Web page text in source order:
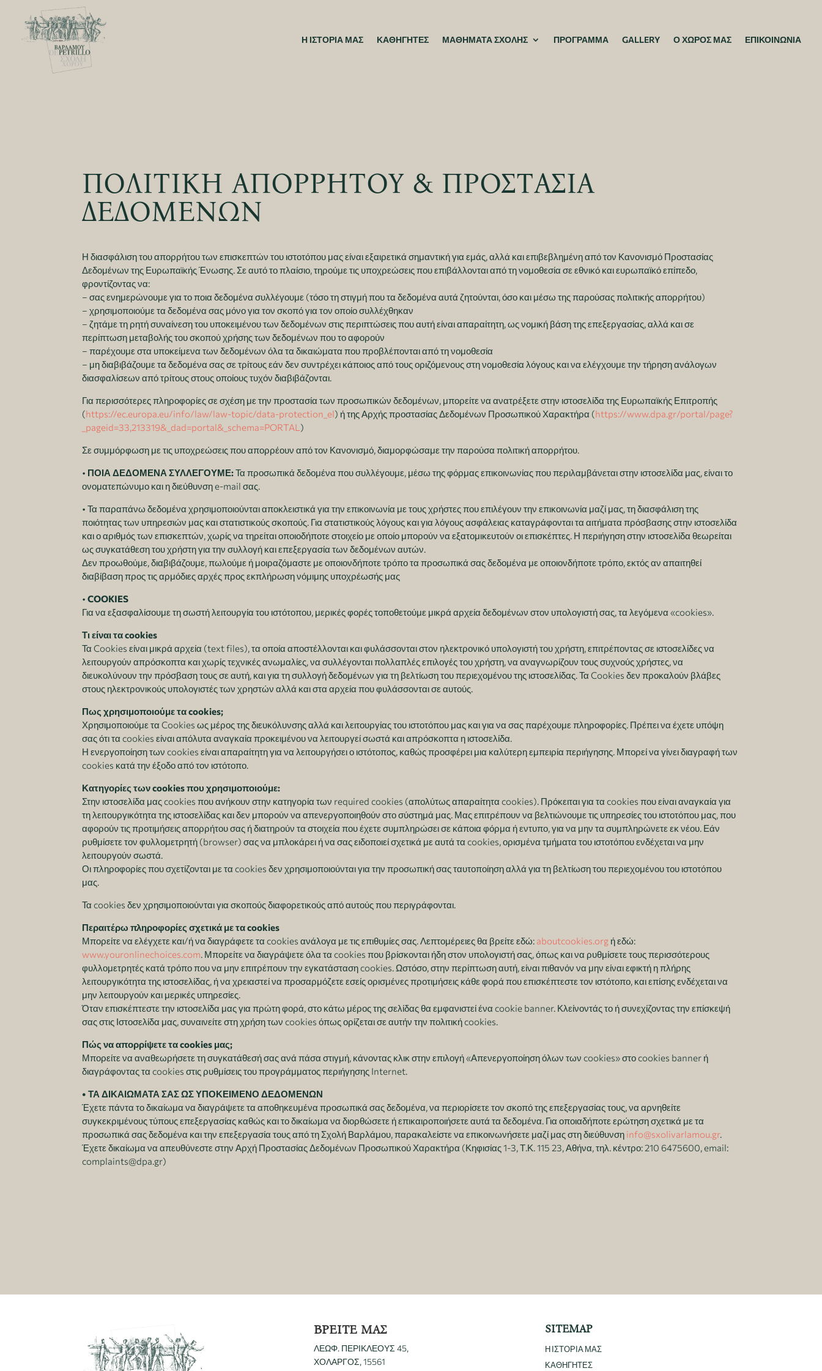
Η ΙΣΤΟΡΙΑ ΜΑΣ ΚΑΘΗΓΗΤΕΣ ΜΑΘΗΜΑΤΑ ΣΧΟΛΗΣ ΠΡΟΓΡΑΜΜΑ GALLERY Ο ΧΩΡΟΣ ΜΑΣ ΕΠΙΚΟΙΝΩΝΙΑ
ΠΟΛΙΤΙΚΗ ΑΠΟΡΡΗΤΟΥ & ΠΡΟΣΤΑΣΙΑ
ΔΕΔΟΜΕΝΩΝ
Η διασφάλιση του απορρήτου των επισκεπτών του ιστοτόπου μας είναι εξαιρετικά σημαντική για εμάς, αλλά και επιβεβλημένη από τον Κανονισμό Προστασίας
Δεδομένων της Ευρωπαϊκής Ένωσης. Σε αυτό το πλαίσιο, τηρούμε τις υποχρεώσεις που επιβάλλονται από τη νομοθεσία σε εθνικό και ευρωπαϊκό επίπεδο,
φροντίζοντας να:
– σας ενημερώνουμε για το ποια δεδομένα συλλέγουμε (τόσο τη στιγμή που τα δεδομένα αυτά ζητούνται, όσο και μέσω της παρούσας πολιτικής απορρήτου)
– χρησιμοποιούμε τα δεδομένα σας μόνο για τον σκοπό για τον οποίο συλλέχθηκαν
– ζητάμε τη ρητή συναίνεση του υποκειμένου των δεδομένων στις περιπτώσεις που αυτή είναι απαραίτητη, ως νομική βάση της επεξεργασίας, αλλά και σε
περίπτωση μεταβολής του σκοπού χρήσης των δεδομένων που το αφορούν
– παρέχουμε στα υποκείμενα των δεδομένων όλα τα δικαιώματα που προβλέπονται από τη νομοθεσία
– μη διαβιβάζουμε τα δεδομένα σας σε τρίτους εάν δεν συντρέχει κάποιος από τους οριζόμενους στη νομοθεσία λόγους και να ελέγχουμε την τήρηση ανάλογων
διασφαλίσεων από τρίτους στους οποίους τυχόν διαβιβάζονται.
Για περισσότερες πληροφορίες σε σχέση με την προστασία των προσωπικών δεδομένων, μπορείτε να ανατρέξετε στην ιστοσελίδα της Ευρωπαϊκής Επιτροπής
(https://ec.europa.eu/info/law/law-topic/data-protection_el) ή της Αρχής προστασίας Δεδομένων Προσωπικού Χαρακτήρα (https://www.dpa.gr/portal/page?
_pageid=33,213319&_dad=portal&_schema=PORTAL )
Σε συμμόρφωση με τις υποχρεώσεις που απορρέουν από τον Κανονισμό, διαμορφώσαμε την παρούσα πολιτική απορρήτου.
• ΠΟΙΑ ΔΕΔΟΜΕΝΑ ΣΥΛΛΕΓΟΥΜΕ:Τα προσωπικά δεδομένα που συλλέγουμε, μέσω της φόρμας επικοινωνίας που περιλαμβάνεται στην ιστοσελίδα μας, είναι το
ονοματεπώνυμο και η διεύθυνση e-mail σας.
• Τα παραπάνω δεδομένα χρησιμοποιούνται αποκλειστικά για την επικοινωνία με τους χρήστες που επιλέγουν την επικοινωνία μαζί μας, τη διασφάλιση της
ποιότητας των υπηρεσιών μας και στατιστικούς σκοπούς. Για στατιστικούς λόγους και για λόγους ασφάλειας καταγράφονται τα αιτήματα πρόσβασης στην ιστοσελίδα
και ο αριθμός των επισκεπτών, χωρίς να τηρείται οποιοδήποτε στοιχείο με οποίο μπορούν να εξατομικευτούν οι επισκέπτες. Η περιήγηση στην ιστοσελίδα θεωρείται
ως συγκατάθεση του χρήστη για την συλλογή και επεξεργασία των δεδομένων αυτών.
Δεν προωθούμε, διαβιβάζουμε, πωλούμε ή μοιραζόμαστε με οποιονδήποτε τρόπο τα προσωπικά σας δεδομένα με οποιονδήποτε τρόπο, εκτός αν απαιτηθεί
διαβίβαση προς τις αρμόδιες αρχές προς εκπλήρωση νόμιμης υποχρέωσής μας
•COOKIES
Για να εξασφαλίσουμε τη σωστή λειτουργία του ιστότοπου, μερικές φορές τοποθετούμε μικρά αρχεία δεδομένων στον υπολογιστή σας, τα λεγόμενα «cookies».
Τι είναι τα cookies
Τα Cookies είναι μικρά αρχεία (text files), τα οποία αποστέλλονται και φυλάσσονται στον ηλεκτρονικό υπολογιστή του χρήστη, επιτρέποντας σε ιστοσελίδες να
λειτουργούν απρόσκοπτα και χωρίς τεχνικές ανωμαλίες, να συλλέγονται πολλαπλές επιλογές του χρήστη, να αναγνωρίζουν τους συχνούς χρήστες, να
διευκολύνουν την πρόσβαση τους σε αυτή, και για τη συλλογή δεδομένων για τη βελτίωση του περιεχομένου της ιστοσελίδας. Τα Cookies δεν προκαλούν βλάβες
στους ηλεκτρονικούς υπολογιστές των χρηστών αλλά και στα αρχεία που φυλάσσονται σε αυτούς.
Πως χρησιμοποιούμε τα cookies;
Χρησιμοποιούμε τα Cookies ως μέρος της διευκόλυνσης αλλά και λειτουργίας του ιστοτόπου μας και για να σας παρέχουμε πληροφορίες. Πρέπει να έχετε υπόψη
σας ότι τα cookies είναι απόλυτα αναγκαία προκειμένου να λειτουργεί σωστά και απρόσκοπτα η ιστοσελίδα.
Η ενεργοποίηση των cookies είναι απαραίτητη για να λειτουργήσει ο ιστότοπος, καθώς προσφέρει μια καλύτερη εμπειρία περιήγησης. Μπορεί να γίνει διαγραφή των
cookies κατά την έξοδο από τον ιστότοπο.
Κατηγορίες των cookies που χρησιμοποιούμε:
Στην ιστοσελίδα μας cookies που ανήκουν στην κατηγορία των required cookies (απολύτως απαραίτητα cookies). Πρόκειται για τα cookies που είναι αναγκαία για
τη λειτουργικότητα της ιστοσελίδας και δεν μπορούν να απενεργοποιηθούν στο σύστημά μας. Μας επιτρέπουν να βελτιώνουμε τις υπηρεσίες του ιστοτόπου μας, που
αφορούν τις προτιμήσεις απορρήτου σας ή διατηρούν τα στοιχεία που έχετε συμπληρώσει σε κάποια φόρμα ή εντυπο, για να μην τα συμπληρώνετε εκ νέου. Εάν
ρυθμίσετε τον φυλλομετρητή (browser) σας να μπλοκάρει ή να σας ειδοποιεί σχετικά με αυτά τα cookies, ορισμένα τμήματα του ιστοτόπου ενδέχεται να μην
λειτουργούν σωστά.
Οι πληροφορίες που σχετίζονται με τα cookies δεν χρησιμοποιούνται για την προσωπική σας ταυτοποίηση αλλά για τη βελτίωση του περιεχομένου του ιστοτόπου
μας.
Τα cookies δεν χρησιμοποιούνται για σκοπούς διαφορετικούς από αυτούς που περιγράφονται.
Περαιτέρω πληροφορίες σχετικά με τα cookies
Μπορείτε να ελέγχετε και/ή να διαγράφετε τα cookies ανάλογα με τις επιθυμίες σας. Λεπτομέρειες θα βρείτε εδώ: aboutcookies.org ή εδώ:
www.youronlinechoices.com. Μπορείτε να διαγράψετε όλα τα cookies που βρίσκονται ήδη στον υπολογιστή σας, όπως και να ρυθμίσετε τους περισσότερους
φυλλομετρητές κατά τρόπο που να μην επιτρέπουν την εγκατάσταση cookies. Ωστόσο, στην περίπτωση αυτή, είναι πιθανόν να μην είναι εφικτή η πλήρης
λειτουργικότητα της ιστοσελίδας, ή να χρειαστεί να προσαρμόζετε εσείς ορισμένες προτιμήσεις κάθε φορά που επισκέπτεστε τον ιστότοπο, και επίσης ενδέχεται να
μην λειτουργούν και μερικές υπηρεσίες.
Όταν επισκέπτεστε την ιστοσελίδα μας για πρώτη φορά, στο κάτω μέρος της σελίδας θα εμφανιστεί ένα cookie banner. Κλείνοντάς το ή συνεχίζοντας την επίσκεψή
σας στις Ιστοσελίδα μας, συναινείτε στη χρήση των cookies όπως ορίζεται σε αυτήν την πολιτική cookies.
Πώς να απορρίψετε τα cookies μας;
Μπορείτε να αναθεωρήσετε τη συγκατάθεσή σας ανά πάσα στιγμή, κάνοντας κλικ στην επιλογή «Απενεργοποίηση όλων των cookies» στο cookies banner ή
διαγράφοντας τα cookies στις ρυθμίσεις του προγράμματος περιήγησης Internet.
• ΤΑ ΔΙΚΑΙΩΜΑΤΑ ΣΑΣ ΩΣ ΥΠΟΚΕΙΜΕΝΟ ΔΕΔΟΜΕΝΩΝ
Έχετε πάντα το δικαίωμα να διαγράψετε τα αποθηκευμένα προσωπικά σας δεδομένα, να περιορίσετε τον σκοπό της επεξεργασίας τους, να αρνηθείτε
συγκεκριμένους τύπους επεξεργασίας καθώς και το δικαίωμα να διορθώσετε ή επικαιροποιήσετε αυτά τα δεδομένα. Για οποιαδήποτε ερώτηση σχετικά με τα
προσωπικά σας δεδομένα και την επεξεργασία τους από τη Σχολή Βαρλάμου, παρακαλείστε να επικοινωνήσετε μαζί μας στη διεύθυνση info@sxolivarlamou.gr.
Έχετε δικαίωμα να απευθύνεστε στην Αρχή Προστασίας Δεδομένων Προσωπικού Χαρακτήρα (Κηφισίας 1-3, Τ.Κ. 115 23, Αθήνα, τηλ. κέντρο: 210 6475600, email:
complaints@dpa.gr)
ΒΡΕΙΤΕ ΜΑΣ
ΛΕΩΦ. ΠΕΡΙΚΛΕΟΥΣ 45,
ΧΟΛΑΡΓΟΣ, 15561
SITEMAP
Η ΙΣΤΟΡΙΑ ΜΑΣ
ΚΑΘΗΓΗΤΕΣ